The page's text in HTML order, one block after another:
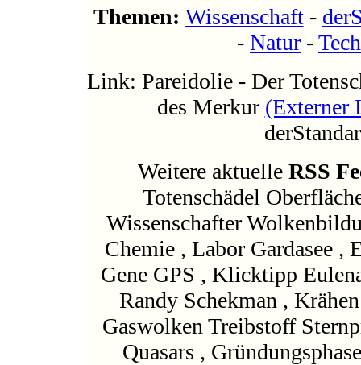
Themen: Wissenschaft-
- Natur -
Link: Pareidolie - Der
des Merkur (Externer
Weitere aktuelle RSS
Totenschädel
Wissenschafter
Chemie , Labor Gardasee ,
Gene GPS , Klicktipp
Randy Schekman ,
Gaswolken Treibstoff
Quasars ,